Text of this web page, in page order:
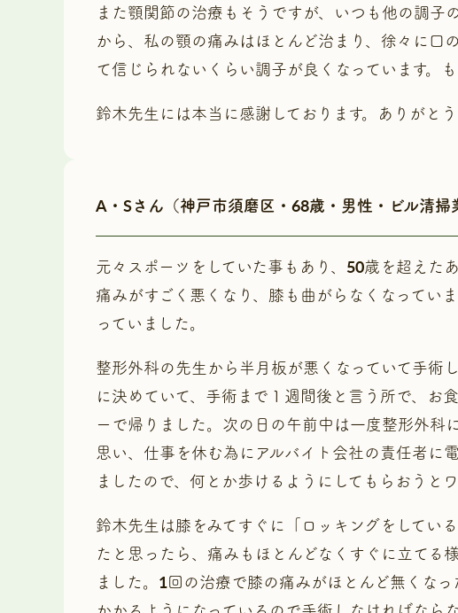
また顎関節の治療もそうですが、いつも他の調
から、私の顎の痛みはほとんど治まり、徐々に口
て信じられないくらい調子が良くなっています。
鈴木先生には本当に感謝しております。ありがとう
A・Sさん（神戸市須磨区・68歳・男性・ビル清掃
元々スポーツをしていた事もあり、50歳を超え
痛みがすごく悪くなり、膝も曲がらなくなってい
っていました。
整形外科の先生から半月板が悪くなっていて手術
に決めていて、手術まで１週間後と言う所で、お
ーで帰りました。次の日の午前中は一度整形外科
思い、仕事を休む為にアルバイト会社の責任者に
ましたので、何とか歩けるようにしてもらおうと
鈴木先生は膝をみてすぐに「ロッキングをしてい
たと思ったら、痛みもほとんどなくすぐに立てる
ました。1回の治療で膝の痛みがほとんど無くな